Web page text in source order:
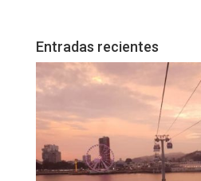
Entradas recientes